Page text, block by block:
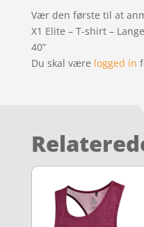
Vær den første til at
X1 Elite – T-shirt –
40”
Du skal være logged in